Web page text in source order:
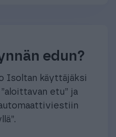
edun?
Isoltan käyttäjäksi
etu” ja